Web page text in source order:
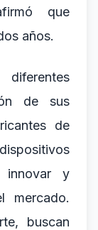
que
años.
de sus
de
innovar y
mercado.
buscan